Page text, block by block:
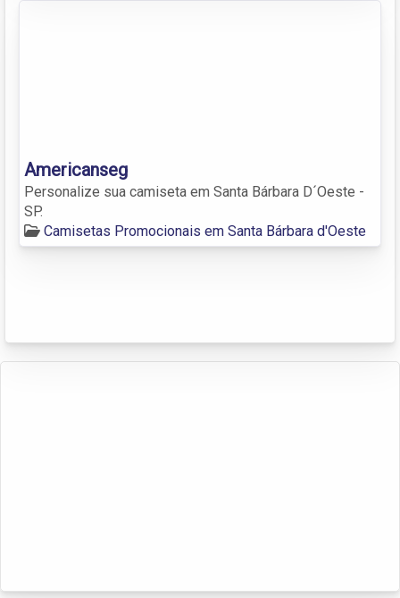
Americanseg
Personalize sua camiseta em Santa Bárbara D´Oeste -
SP.
Camisetas Promocionais em Santa Bárbara d'Oeste